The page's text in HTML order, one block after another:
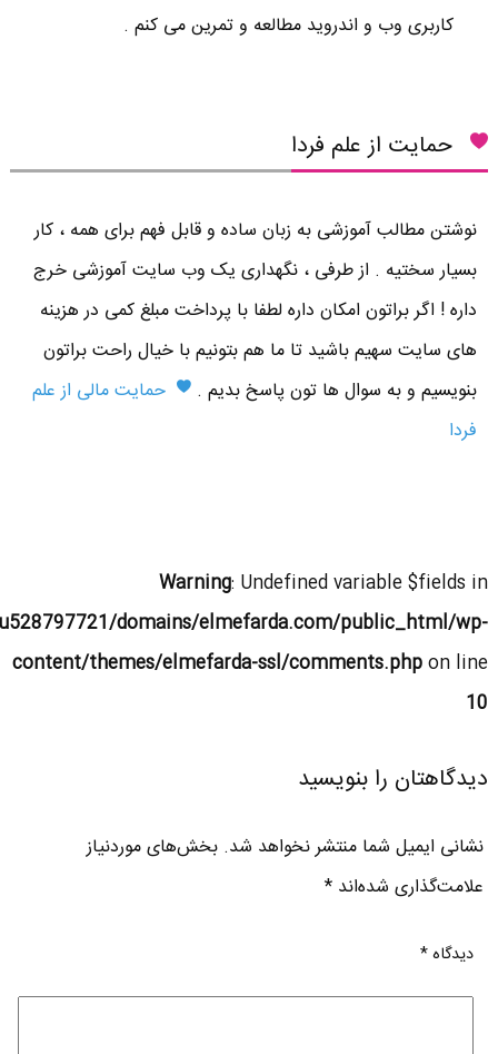
کاربری وب و اندروید مطالعه و تمرین می کنم .
حمایت از علم فردا
نوشتن مطالب آموزشی به زبان ساده و قابل فهم برای همه ، کار
بسیار سختیه . از طرفی ، نگهداری یک وب سایت آموزشی خرج
داره ! اگر براتون امکان داره لطفا با پرداخت مبلغ کمی در هزینه
های سایت سهیم باشید تا ما هم بتونیم با خیال راحت براتون
بنویسیم و به سوال ها تون پاسخ بدیم .
حمایت مالی از علم
فردا
Warning: Undefined variable $fields in
domains/elmefarda.com/public_html/wp-
content/themes/elmefarda-ssl/comments.phpon line
10
دیدگاهتان را بنویسید
نشانی ایمیل شما منتشر نخواهد شد. بخش‌های موردنیاز
علامت‌گذاری شده‌اند*
دیدگاه*